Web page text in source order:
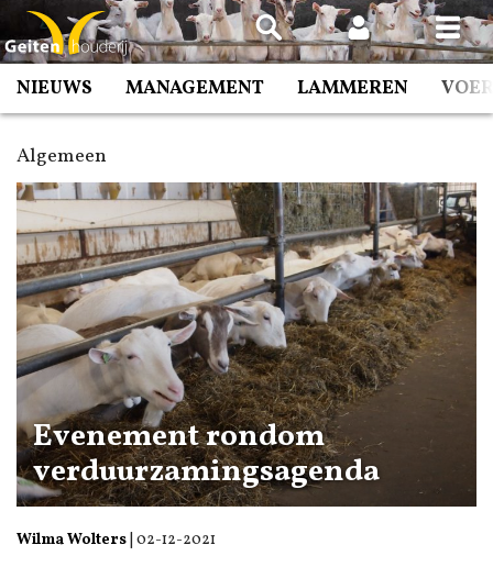
Spring
naar
inhoud
NIEUWS MANAGEMENT LAMMEREN
Algemeen
Evenement rondom
verduurzamingsagenda
Wilma Wolters 02-12-2021